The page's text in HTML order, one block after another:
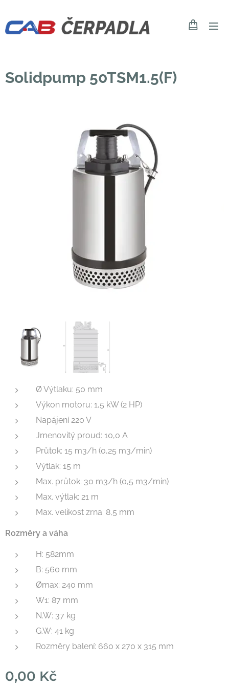
Solidpump 50TSM1.5(F)
Ø Výtlaku: 50 mm
Výkon motoru: 1,5 kW (2 HP)
Napájení 220 V
Jmenovitý proud: 10,0 A
Průtok: 15 m3/h (0,25 m3/min)
Výtlak: 15 m
Max. průtok: 30 m3/h (0,5 m3/min)
Max. výtlak: 21 m
Max. velikost zrna: 8,5 mm
Rozměry a váha
H: 582mm
B: 560 mm
Ømax: 240 mm
W1: 87 mm
N.W: 37 kg
G.W: 41 kg
Rozměry balení: 660 x 270 x 315 mm
0,00 Kč